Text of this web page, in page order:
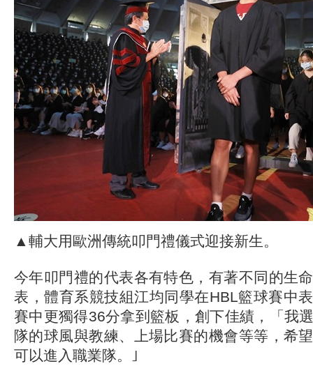
▲輔大用歐洲傳統叩門禮儀式迎接新生。
今年叩門禮的代表各有特色，有著不同的生
表，體育系競技組江均同學在HBL籃球賽中
賽中更獨得36分拿到籃板，創下佳績，「我
隊的球風與教練、上場比賽的機會等等，希
可以進入職業隊。｣